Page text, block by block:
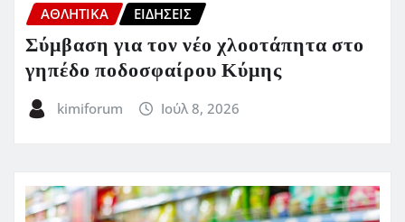
ΑΘΛΗΤΙΚΑ ΕΙΔΗΣΕΙΣ
Σύμβαση για τον νέο χλοοτάπητα στο
γηπέδο ποδοσφαίρου Κύμης
kimiforum Ιούλ 8, 2026